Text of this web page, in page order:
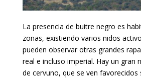
La presencia de buitre negro es
zonas, existiendo varios nidos
pueden observar otras grandes
real e incluso imperial. Hay un gran
de cervuno, que se ven favorecidos